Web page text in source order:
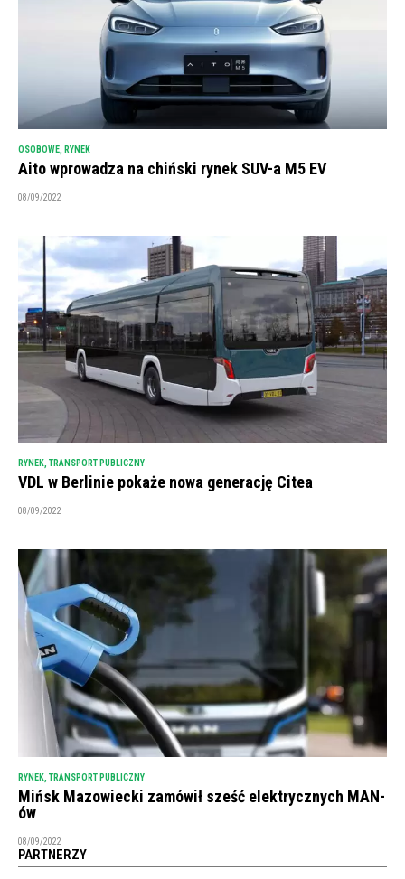
OSOBOWE RYNEK
Aito wprowadza na chiński rynek SUV-a M5 EV
08/09/2022
RYNEK, TRANSPORT PUBLICZNY
VDL w Berlinie pokaże nowa generację Citea
08/09/2022
RYNEK TRANSPORT PUBLICZNY
Mińsk Mazowiecki zamówił sześć elektrycznych MAN-
ów
08/09/2022
PARTNERZY